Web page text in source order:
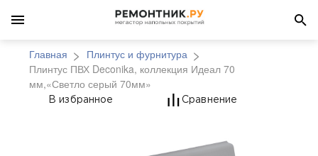
Главная
Плинтус и фурнитура
Плинтус ПВХ Deconika, коллекция Идеал 70
мм,«Светло серый 70мм»
Плинтус ПВХ
В избранное Сравнение